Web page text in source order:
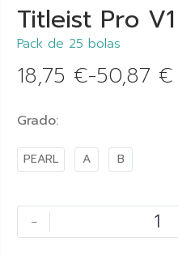
Titleist Pro
Pack de 25 bolas
18,75 €-50,87 €
Grado
PEARL A B
-